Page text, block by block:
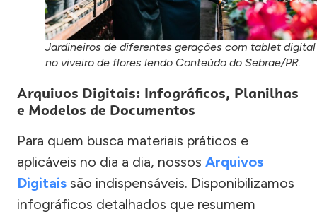
Jardineiros de diferentes gerações com tablet digital
no viveiro de flores lendo Conteúdo do Sebrae/PR.
Arquivos Digitais: Infográficos, Planilhas
e Modelos de Documentos
Para quem busca materiais práticos e
aplicáveis no dia a dia, nossos Arquivos
Digitais são indispensáveis. Disponibilizamos
infográficos detalhados que resumem